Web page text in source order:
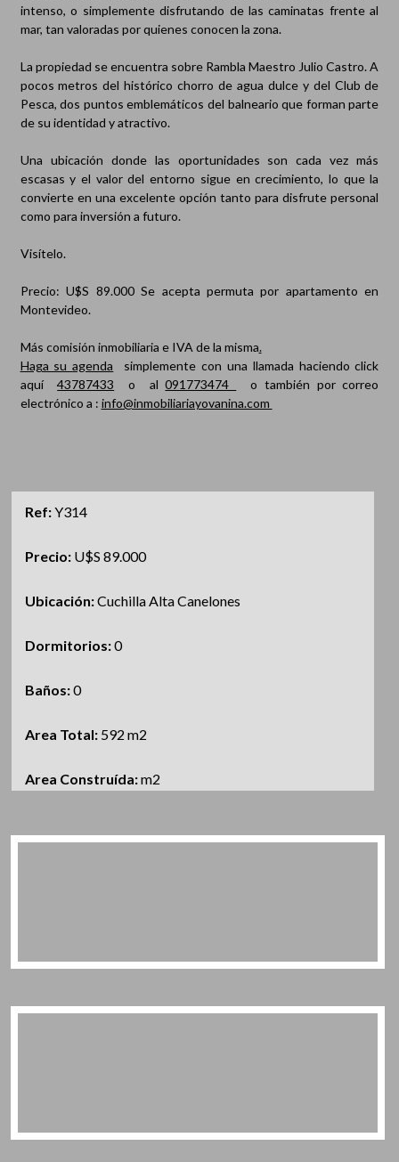
intenso, o simplemente disfrutando de las caminatas frente al
mar, tan valoradas por quienes conocen la zona.
La propiedad se encuentra sobre Rambla Maestro Julio Castro. A
pocos metros del histórico chorro de agua dulce y del Club de
Pesca, dos puntos emblemáticos del balneario que forman parte
de su identidad y atractivo.
Una ubicación donde las oportunidades son cada vez más
escasas y el valor del entorno sigue en crecimiento, lo que la
convierte en una excelente opción tanto para disfrute personal
como para inversión a futuro.
Visítelo.
Precio: U$S 89.000 Se acepta permuta por apartamento en
Montevideo.
Más comisión inmobiliaria e IVA de la misma.
Haga su agenda simplemente con una llamada haciendo click
aquí43787433 o al091773474
o también por correo
electrónico a : info@inmobiliariayovanina.com
Ref:Y314
Precio: U$S 89.000
Ubicación:Cuchilla Alta Canelones
Dormitorios:0
Baños:0
Area Total: 592 m2
Area Construída:m2